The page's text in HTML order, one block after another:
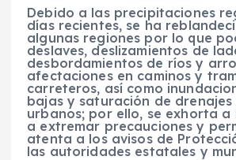
Debido a las precipitaciones
días recientes, se ha
algunas regiones por lo que
deslaves, deslizamientos de
desbordamientos de ríos y
afectaciones en caminos y
carreteros, así como
bajas y saturación de drenajes
urbanos; por ello, se exhorta a
a extremar precauciones y
atenta a los avisos de
las autoridades estatales y